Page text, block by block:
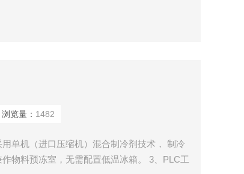
浏览量： 1482
单机（进口压缩机）混合制冷剂技术， 制冷
物料预冻室，无需配置低温冰箱。 3、PLC工